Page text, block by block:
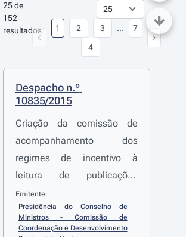
25 de
152
resultados
1 2
3
4
... 7
Despacho n.º
10835/2015
Criação da comissão de
acompanhamento dos
regimes de incentivo à
leitura de publicações
periódicas e dos incentivos
do Estado à comunicação
social
Emitente:
Presidência do Conselho de
Ministros - Comissão de
Coordenação e Desenvolvimento